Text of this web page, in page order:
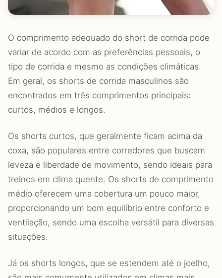
O comprimento adequado do short de corrida pode
variar de acordo com as preferências pessoais, o
tipo de corrida e mesmo as condições climáticas.
Em geral, os shorts de corrida masculinos são
encontrados em três comprimentos principais:
curtos, médios e longos.
Os shorts curtos, que geralmente ficam acima da
coxa, são populares entre corredores que buscam
leveza e liberdade de movimento, sendo ideais para
treinos em clima quente. Os shorts de comprimento
médio oferecem uma cobertura um pouco maior,
proporcionando um bom equilíbrio entre conforto e
ventilação, sendo uma escolha versátil para diversas
situações.
Já os shorts longos, que se estendem até o joelho,